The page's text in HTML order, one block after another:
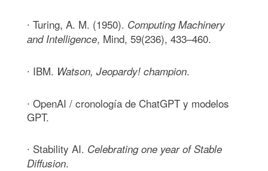
∙ Turing, A. M. (1950). Computing Machinery
and Intelligence, Mind, 59(236), 433–460.
∙ IBM. Watson, Jeopardy! champion.
∙ OpenAI / cronología de ChatGPT y modelos
GPT.
∙ Stability AI. Celebrating one year of Stable
Diffusion.